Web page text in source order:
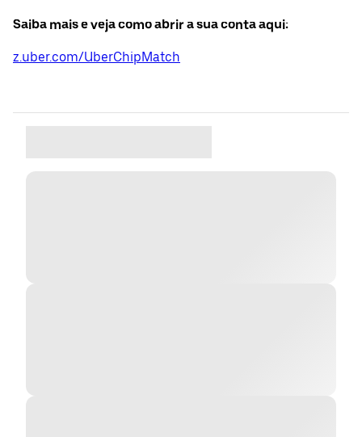
Saiba mais e veja como abrir a sua conta aqui:
z.uber.com/UberChipMatch